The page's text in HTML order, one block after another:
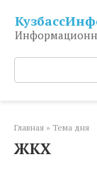
контенту
Поиск:
Главная » Тема дня
ЖКХ